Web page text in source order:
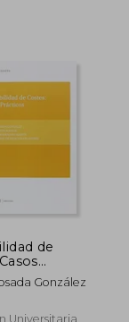
de
(TextosGonzález
Universitaria